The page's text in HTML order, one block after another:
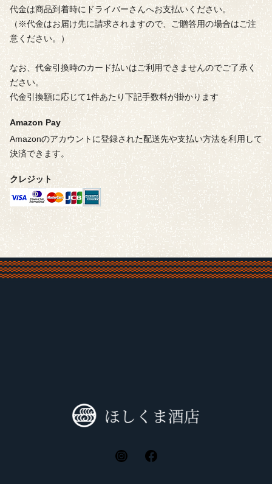
代金は商品到着時にドライバーさんへお支払いください。
（※代金はお届け先に請求されますので、ご贈答用の場合はご注
意ください。）
なお、代金引換時のカード払いはご利用できませんのでご了承く
ださい。
代金引換額に応じて1件あたり下記手数料が掛かります
Amazon Pay
Amazonのアカウントに登録された配送先や支払い方法を利用して
決済できます。
クレジット